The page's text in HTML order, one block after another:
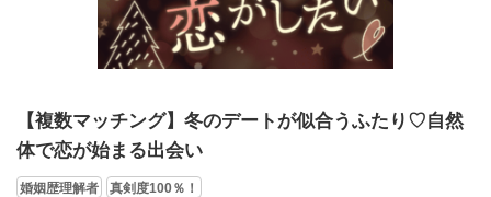
【複数マッチング】冬のデートが似合うふたり♡自然
体で恋が始まる出会い
婚姻歴理解者 真剣度100％！